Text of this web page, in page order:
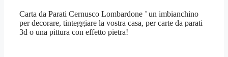
Carta da Parati Cernusco Lombardone ’ un imbianchino
per decorare, tinteggiare la vostra casa, per carte da parati
3d o una pittura con effetto pietra!